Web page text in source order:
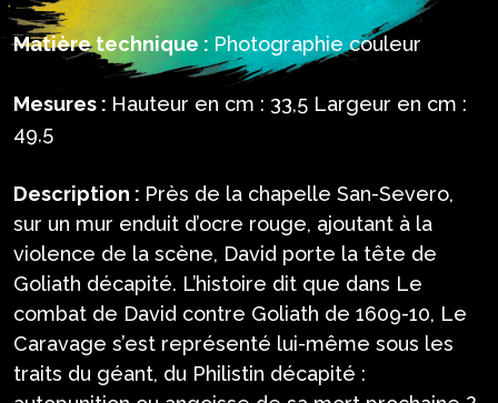
Matière technique : Photographie couleur
Mesures : Hauteur en cm : 33,5 Largeur en cm :
49,5
Description : Près de la chapelle San-Severo,
sur un mur enduit d’ocre rouge, ajoutant à la
violence de la scène, David porte la tête de
Goliath décapité. L’histoire dit que dans Le
combat de David contre Goliath de 1609-10, Le
Caravage s’est représenté lui-même sous les
traits du géant, du Philistin décapité :